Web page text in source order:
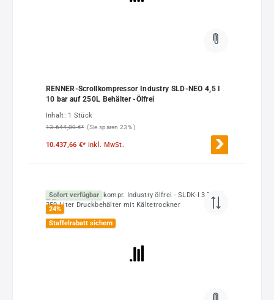
RENNER-Scrollkompressor Industry SLD-NEO 4,5 I
10 bar auf 250L Behälter -Ölfrei
Inhalt: 1 Stück
13.644,00 €* (Sie sparen 23% )
10.437,66 €* inkl. MwSt.
Sofort verfügbar
24%
Staffelrabatt sichern